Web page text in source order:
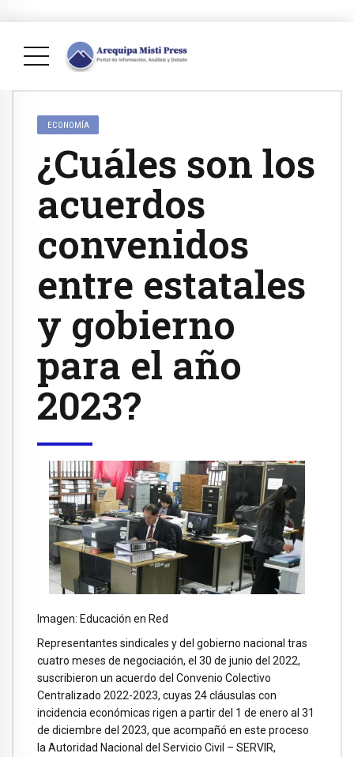
ECONOMÍA
¿Cuáles son los
acuerdos
convenidos
entre estatales
y gobierno
para el año
2023?
Imagen: Educación en Red
Representantes sindicales y del gobierno nacional tras
cuatro meses de negociación, el 30 de junio del 2022,
suscribieron un acuerdo del Convenio Colectivo
Centralizado 2022-2023, cuyas 24 cláusulas con
incidencia económicas rigen a partir del 1 de enero al 31
de diciembre del 2023, que acompañó en este proceso
la Autoridad Nacional del Servicio Civil – SERVIR,